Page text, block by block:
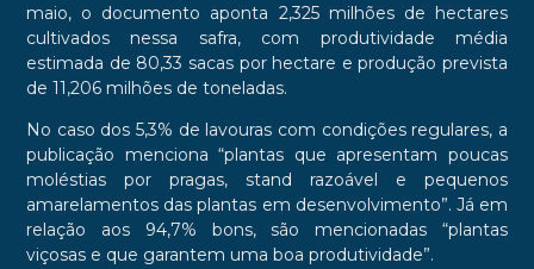
maio, o documento aponta 2,325 milhões de hectares
cultivados nessa safra, com produtividade média
estimada de 80,33 sacas por hectare e produção prevista
de 11,206 milhões de toneladas.
No caso dos 5,3% de lavouras com condições regulares, a
publicação menciona “plantas que apresentam poucas
moléstias por pragas, stand razoável e pequenos
amarelamentos das plantas em desenvolvimento”. Já em
relação aos 94,7% bons, são mencionadas “plantas
viçosas e que garantem uma boa produtividade”.